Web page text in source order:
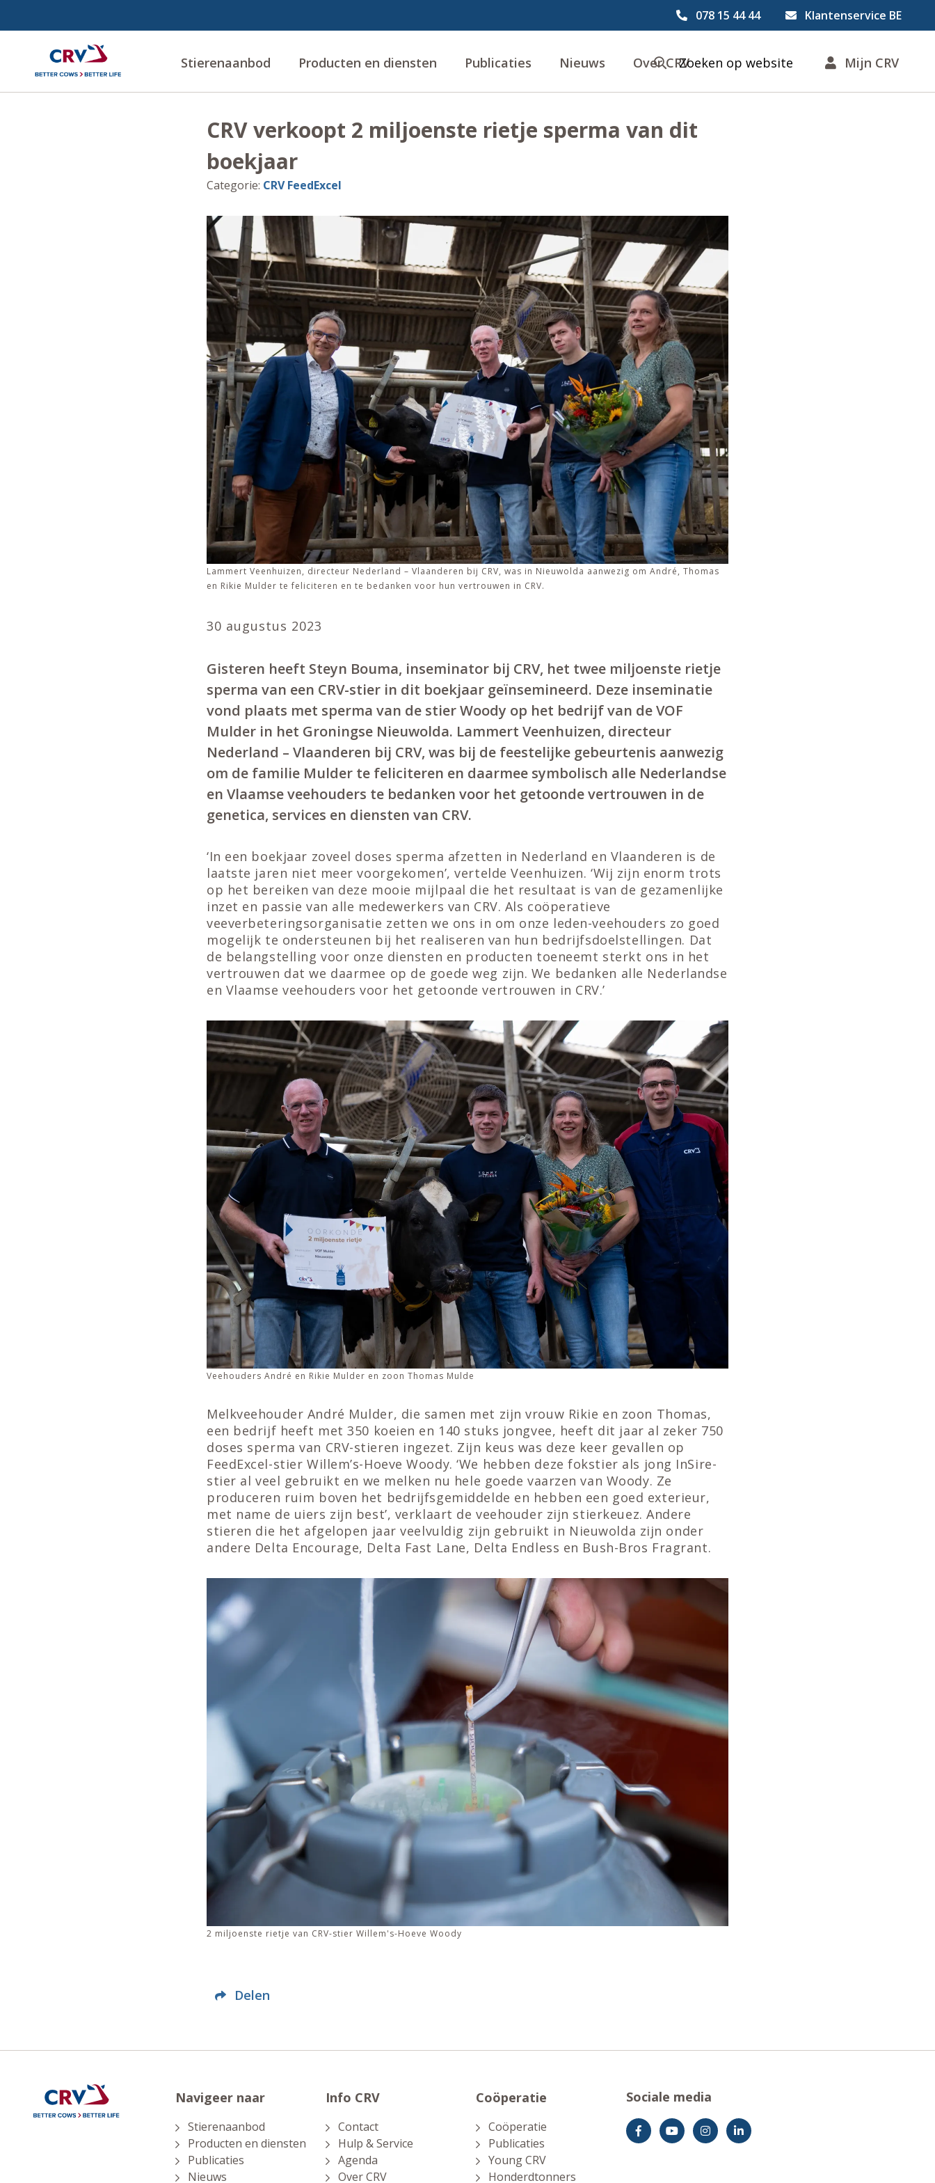
078 15 44 44 Klantenservice BE
Stierenaanbod Producten en diensten Publicaties Nieuws Over CRVZoeken op website Mijn CRV
CRV verkoopt 2 miljoenste rietje sperma van dit
boekjaar
Categorie: CRV FeedExcel
Lammert Veenhuizen, directeur Nederland – Vlaanderen bij CRV, was in Nieuwolda aanwezig om André, Thomas
en Rikie Mulder te feliciteren en te bedanken voor hun vertrouwen in CRV.
30 augustus 2023
Gisteren heeft Steyn Bouma, inseminator bij CRV, het twee miljoenste rietje
sperma van een CRV-stier in dit boekjaar geïnsemineerd. Deze inseminatie
vond plaats met sperma van de stier Woody op het bedrijf van de VOF
Mulder in het Groningse Nieuwolda. Lammert Veenhuizen, directeur
Nederland – Vlaanderen bij CRV, was bij de feestelijke gebeurtenis aanwezig
om de familie Mulder te feliciteren en daarmee symbolisch alle Nederlandse
en Vlaamse veehouders te bedanken voor het getoonde vertrouwen in de
genetica, services en diensten van CRV.
‘In een boekjaar zoveel doses sperma afzetten in Nederland en Vlaanderen is de
laatste jaren niet meer voorgekomen’, vertelde Veenhuizen. ‘Wij zijn enorm trots
op het bereiken van deze mooie mijlpaal die het resultaat is van de gezamenlijke
inzet en passie van alle medewerkers van CRV. Als coöperatieve
veeverbeteringsorganisatie zetten we ons in om onze leden-veehouders zo goed
mogelijk te ondersteunen bij het realiseren van hun bedrijfsdoelstellingen. Dat
de belangstelling voor onze diensten en producten toeneemt sterkt ons in het
vertrouwen dat we daarmee op de goede weg zijn. We bedanken alle Nederlandse
en Vlaamse veehouders voor het getoonde vertrouwen in CRV.’
Veehouders André en Rikie Mulder en zoon Thomas Mulde
Melkveehouder André Mulder, die samen met zijn vrouw Rikie en zoon Thomas,
een bedrijf heeft met 350 koeien en 140 stuks jongvee, heeft dit jaar al zeker 750
doses sperma van CRV-stieren ingezet. Zijn keus was deze keer gevallen op
FeedExcel-stier Willem’s-Hoeve Woody. ‘We hebben deze fokstier als jong InSire-
stier al veel gebruikt en we melken nu hele goede vaarzen van Woody. Ze
produceren ruim boven het bedrijfsgemiddelde en hebben een goed exterieur,
met name de uiers zijn best’, verklaart de veehouder zijn stierkeuez. Andere
stieren die het afgelopen jaar veelvuldig zijn gebruikt in Nieuwolda zijn onder
andere Delta Encourage, Delta Fast Lane, Delta Endless en Bush-Bros Fragrant.
2 miljoenste rietje van CRV-stier Willem's-Hoeve Woody
Delen
Navigeer naar
Stierenaanbod
Producten en diensten
Publicaties
Nieuws
Info CRV
Contact
Hulp & Service
Agenda
Over CRV
Coöperatie
Coöperatie
Publicaties
Young CRV
Honderdtonners
Sociale media